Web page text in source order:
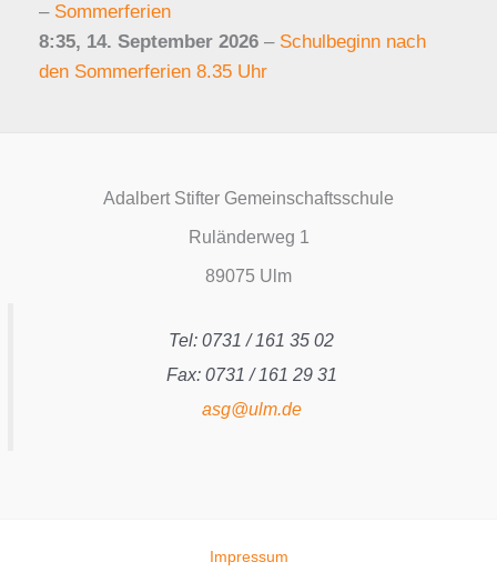
– Sommerferien
8:35, 14. September 2026 – Schulbeginn nach
den Sommerferien 8.35 Uhr
Adalbert Stifter Gemeinschaftsschule
Ruländerweg 1
89075 Ulm
Tel: 0731 / 161 35 02
Fax: 0731 / 161 29 31
asg@ulm.de
Impressum